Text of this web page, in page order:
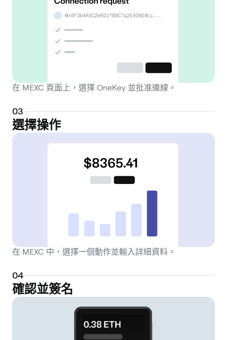
在 MEXC 頁面上，選擇 OneKey 並批准連線。
03
選擇操作
在 MEXC 中，選擇一個動作並輸入詳細資料。
04
確認並簽名